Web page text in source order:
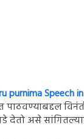
purnima Speech
पाठवण्याबद्दल
देतो असे